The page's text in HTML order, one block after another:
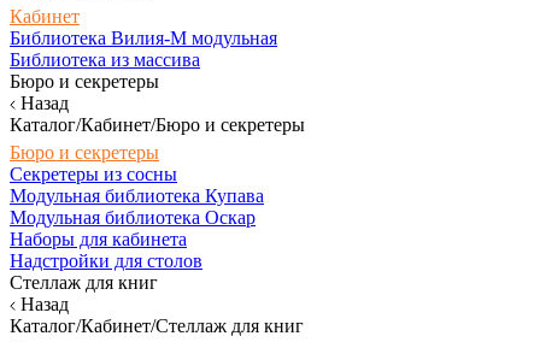
Кабинет
Библиотека Вилия-М модульная
Библиотека из массива
Бюро и секретеры
Назад
Каталог/Кабинет/Бюро и секретеры
Бюро и секретеры
Секретеры из сосны
Модульная библиотека Купава
Модульная библиотека Оскар
Наборы для кабинета
Надстройки для столов
Стеллаж для книг
Назад
Каталог/Кабинет/Стеллаж для книг